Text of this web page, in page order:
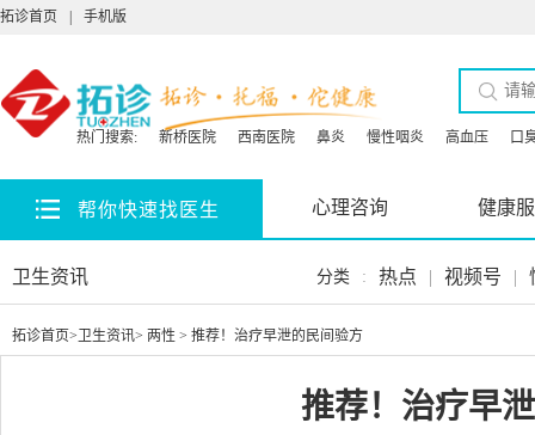
拓诊首页 手机版
热门搜索: 新桥医院 西南医院 鼻炎 慢性咽炎 高血压 口
帮你快速找医生 心理咨询 健康
卫生资讯 分类 : 热点 | 视频号 |
拓诊首页> 卫生资讯> 两性 > 推荐！治疗早泄的民间验方
推荐！治疗早